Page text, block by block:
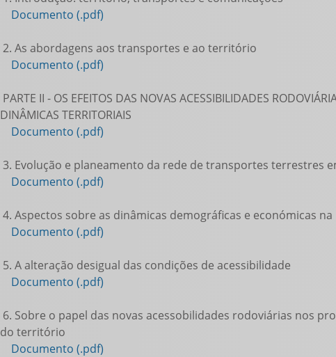
Documento (.pdf)
2. As abordagens aos transportes e ao território
Documento (.pdf)
PARTE II - OS EFEITOS DAS NOVAS ACESSIBILIDADES
DINÂMICAS TERRITORIAIS
Documento (.pdf)
3. Evolução e planeamento da rede de transportes terrestres
Documento (.pdf)
4. Aspectos sobre as dinâmicas demográficas e económicas na
Documento (.pdf)
5. A alteração desigual das condições de acessibilidade
Documento (.pdf)
6. Sobre o papel das novas acessobilidades rodoviárias nos
do território
Documento (.pdf)